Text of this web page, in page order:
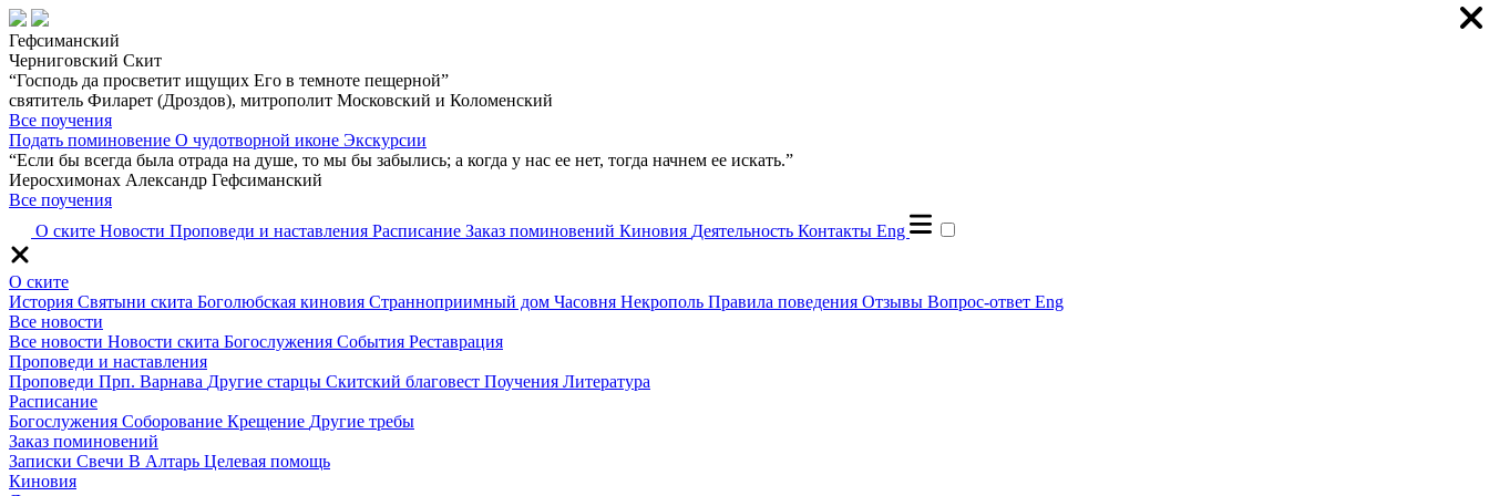
Гефсиманский
Черниговский Скит
“Господь да просветит ищущих Его в темноте пещерной”
святитель Филарет (Дроздов), митрополит Московский и Коломенский
Все поучения
Подать поминовение О чудотворной иконе Экскурсии
“Если бы всегда была отрада на душе, то мы бы забылись; а когда у нас ее нет, тогда начнем ее искать.”
Иеросхимонах Александр Гефсиманский
Все поучения
О ските Новости Проповеди и наставления Расписание Заказ поминовений Киновия Деятельность Контакты Eng
О ските
История Святыни скита Боголюбская киновия Странноприимный дом Часовня Некрополь Правила поведения Отзывы Вопрос-ответ Eng
Все новости
Все новости Новости скита Богослужения События Реставрация
Проповеди и наставления
Проповеди Прп. Варнава Другие старцы Скитский благовест Поучения Литература
Расписание
Богослужения Соборование Крещение Другие требы
Заказ поминовений
Записки Свечи В Алтарь Целевая помощь
Киновия